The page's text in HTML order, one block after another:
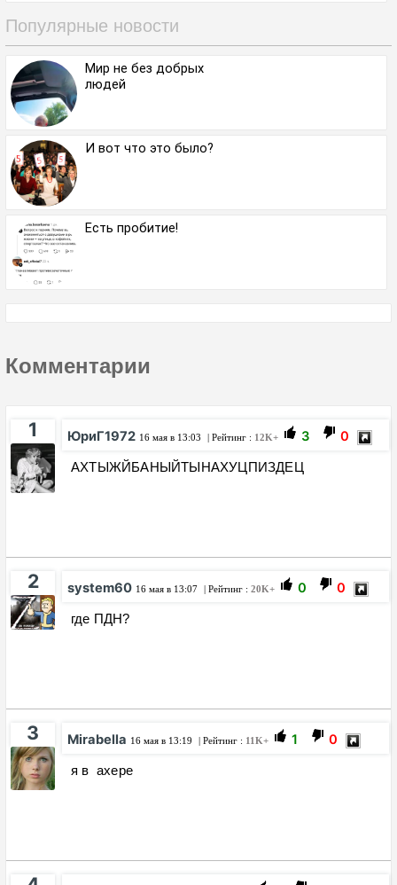
Популярные новости
Мир не без добрых
людей
И вот что это было?
Есть пробитие!
Комментарии
1 ЮриГ1972 16 мая в 13:03 | Рейтинг : 12K+ 3 0
АХТЫЖЙБАНЫЙТЫНАХУЦПИЗДЕЦ
2 system60 16 мая в 13:07 | Рейтинг : 20K+ 0 0
где ПДН?
3 Mirabella 16 мая в 13:19 | Рейтинг : 11K+ 1 0
я в ахере